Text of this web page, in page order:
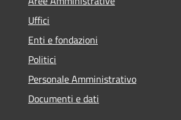
Uffici
Enti e fondazioni
Politici
Personale Amministrativo
Documenti e dati